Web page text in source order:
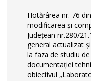
Hotărârea nr. 76
modificarea și
Județean nr.280/
general actualizat
la faza de studiu
documentației
obiectivul